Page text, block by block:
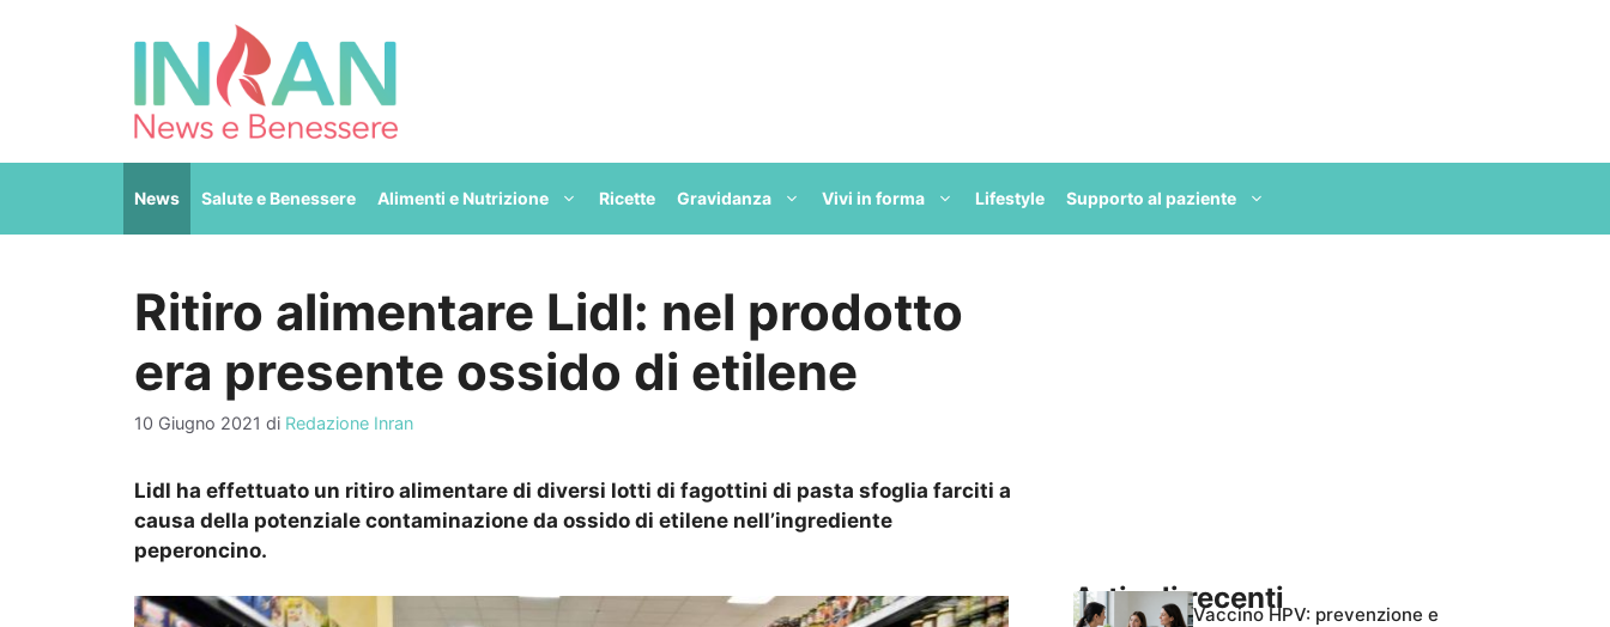
News Salute e Benessere Alimenti e Nutrizione Ricette Gravidanza Vivi in forma Lifestyle Supporto al paziente
Ritiro alimentare Lidl: nel prodotto
era presente ossido di etilene
10 Giugno 2021 di Redazione Inran
Lidl ha effettuato un ritiro alimentare di diversi lotti di fagottini di pasta sfoglia farciti a
causa della potenziale contaminazione da ossido di etilene nell’ingrediente
peperoncino.
Articoli recentiVaccino HPV: prevenzione e